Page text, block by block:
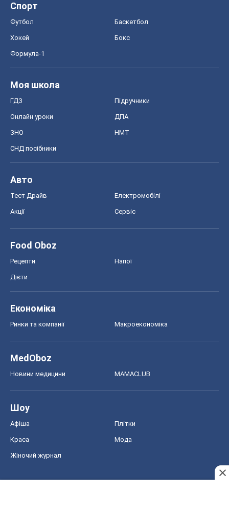
Спорт
Футбол Баскетбол
Хокей Бокс
Формула-1
Моя школа
ГДЗ Підручники
Онлайн уроки ДПА
ЗНО НМТ
СНД посібники
Авто
Тест Драйв Електромобілі
Акції Сервіс
Food Oboz
Рецепти Напої
Дієти
Економіка
Ринки та компанії Макроекономіка
MedOboz
Новини медицини MAMACLUB
Шоу
Афіша Плітки
Краса Мода
Жіночий журнал